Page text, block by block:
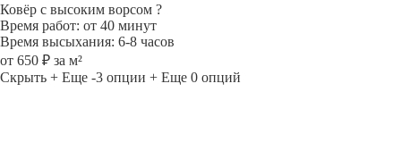
Ковёр с высоким ворсом ?
Время работ: от 40 минут
Время высыхания: 6-8 часов
от 650 ₽ за м²
Скрыть + Еще -3 опции + Еще 0 опций